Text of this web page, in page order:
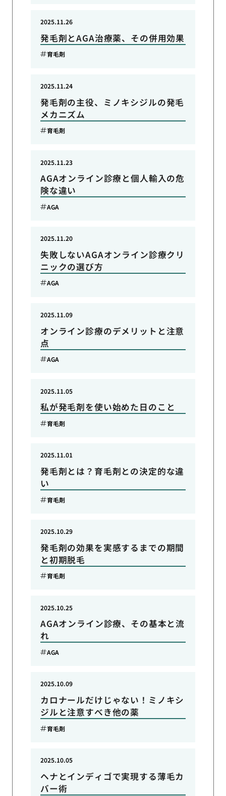
発毛剤とAGA治療薬、その併用効果
2025.11.26
育毛剤
発毛剤の主役、ミノキシジルの発毛
メカニズム
2025.11.24
育毛剤
AGAオンライン診療と個人輸入の危
険な違い
2025.11.23
AGA
失敗しないAGAオンライン診療クリ
ニックの選び方
2025.11.20
AGA
オンライン診療のデメリットと注意
点
2025.11.09
AGA
私が発毛剤を使い始めた日のこと
2025.11.05
育毛剤
発毛剤とは？育毛剤との決定的な違
い
2025.11.01
育毛剤
発毛剤の効果を実感するまでの期間
と初期脱毛
2025.10.29
育毛剤
AGAオンライン診療、その基本と流
れ
2025.10.25
AGA
カロナールだけじゃない！ミノキシ
ジルと注意すべき他の薬
2025.10.09
育毛剤
ヘナとインディゴで実現する薄毛カ
バー術
2025.10.05